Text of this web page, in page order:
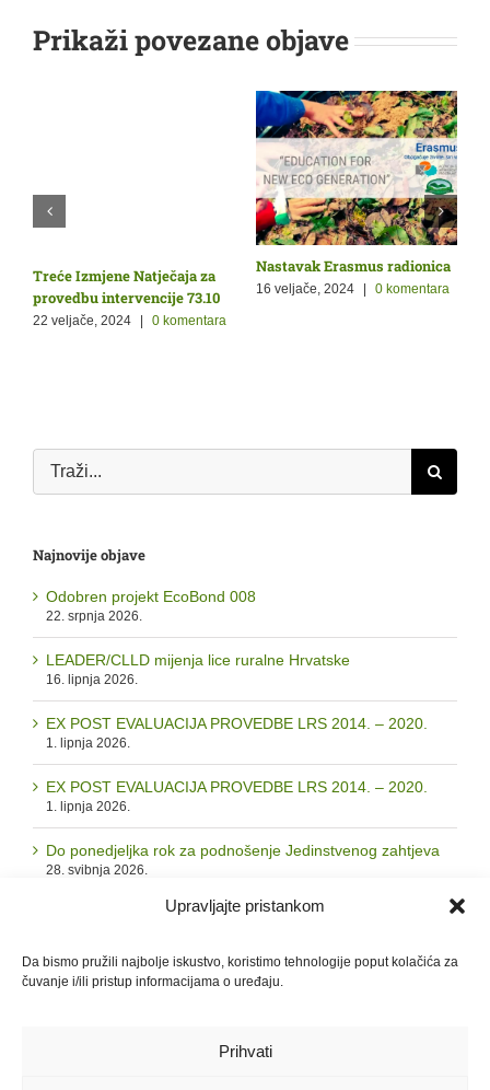
Upravljajte pristankom
Da bismo pružili najbolje iskustvo, koristimo tehnologije poput kolačića za
čuvanje i/ili pristup informacijama o uređaju.
Prihvati
Prikaži povezane objave
Treće Izmjene Natječaja za
provedbu intervencije 73.10
22 veljače, 2024 0 komentara
Nastavak Erasmus radionica
16 veljače, 2024 | 0 komentara
Traži...
Najnovije objave
Odobren projekt EcoBond 008
22. srpnja 2026.
LEADER/CLLD mijenja lice ruralne Hrvatske
16. lipnja 2026.
EX POST EVALUACIJA PROVEDBE LRS 2014. – 2020.
1. lipnja 2026.
EX POST EVALUACIJA PROVEDBE LRS 2014. – 2020.
1. lipnja 2026.
Do ponedjeljka rok za podnošenje Jedinstvenog zahtjeva
28. svibnja 2026.
Arhiva